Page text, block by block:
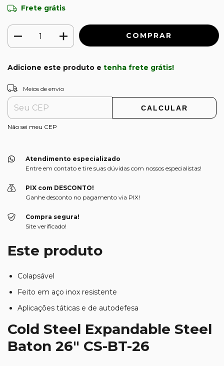
Frete grátis
Adicione este produto e tenha frete grátis!
Entregas para o CEP:
Meios de envio
CALCULAR
Não sei meu CEP
Atendimento especializado
Entre em contato e tire suas dúvidas com nossos especialistas!
PIX com DESCONTO!
Ganhe desconto no pagamento via PIX!
Compra segura!
Site verificado!
Este produto
Colapsável
Feito em aço inox resistente
Aplicações táticas e de autodefesa
Cold Steel Expandable Steel
Baton 26″ CS-BT-26